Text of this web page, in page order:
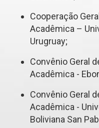
Cooperação
Acadêmica –
Urugruay;
Convênio Geral
Acadêmica -
Convênio Geral
Acadêmica -
Boliviana San